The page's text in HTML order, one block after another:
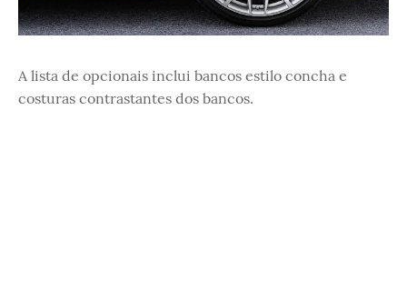
A lista de opcionais inclui bancos estilo concha e
costuras contrastantes dos bancos.